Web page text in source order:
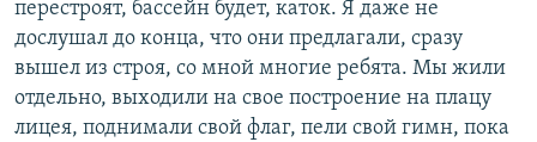
перестроят, бассейн будет, каток. Я даже не
дослушал до конца, что они предлагали, сразу
вышел из строя, со мной многие ребята. Мы жили
отдельно, выходили на свое построение на плацу
лицея, поднимали свой флаг, пели свой гимн, пока